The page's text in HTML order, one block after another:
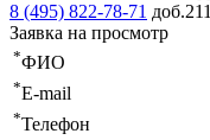
8 (495) 822-78-71 доб.211
Заявка на просмотр
*ФИО
*E-mail
*Телефон